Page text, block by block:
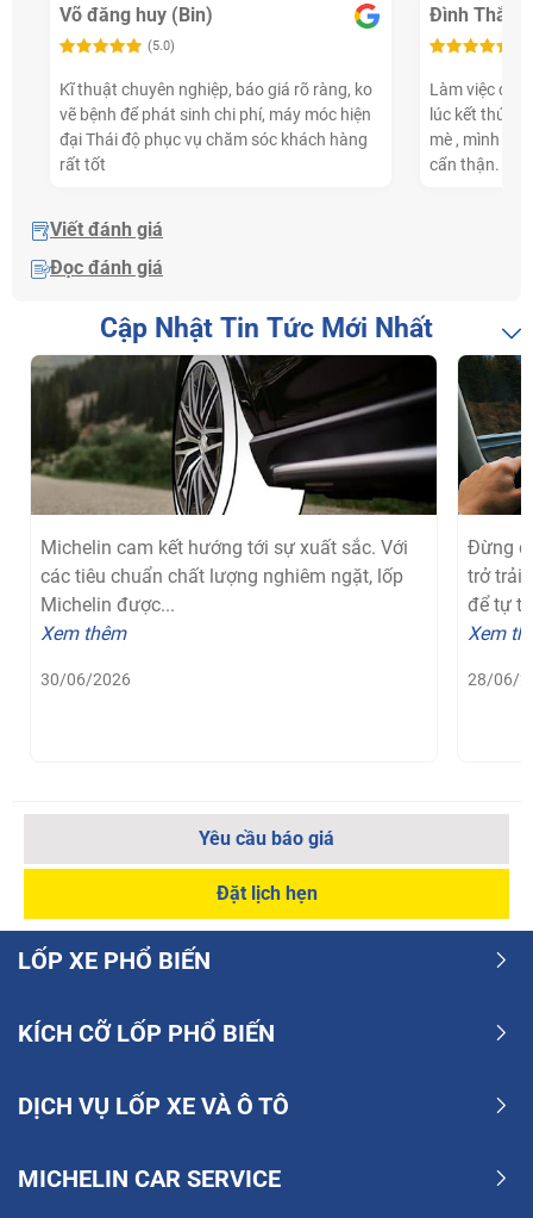
Võ đăng huy (Bin)
(5.0)
Kĩ thuật chuyên nghiệp, báo giá rõ ràng, ko
vẽ bệnh để phát sinh chi phí, máy móc hiện
đại Thái độ phục vụ chăm sóc khách hàng
rất tốt
Đình Thắng
Làm việc
lúc kết thúc
mè , mình
cẩn thận.
Viết đánh giá
Đọc đánh giá
Cập Nhật Tin Tức Mới Nhất
Michelin cam kết hướng tới sự xuất sắc. Với
các tiêu chuẩn chất lượng nghiêm ngặt, lốp
Michelin được...
Xem thêm
30/06/2026
Đừng
trở trải
để tự
Xem
28/06/
Yêu cầu báo giá
Đặt lịch hẹn
LỐP XE PHỔ BIẾN
KÍCH CỠ LỐP PHỔ BIẾN
DỊCH VỤ LỐP XE VÀ Ô TÔ
MICHELIN CAR SERVICE